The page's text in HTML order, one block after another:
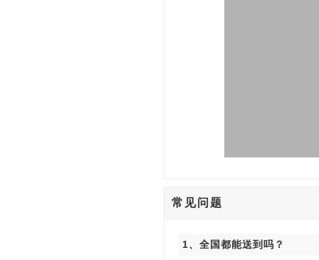
常见问题
1、全国都能送到吗？